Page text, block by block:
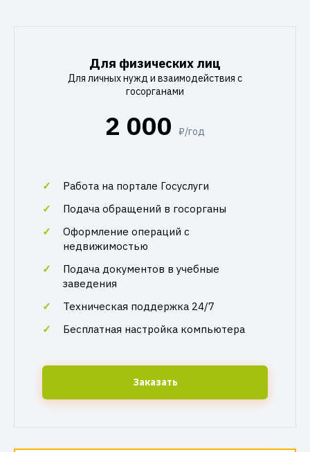
Для физических лиц
Для личных нужд и взаимодействия с
госорганами
2 000 ₽/год
Работа на портале Госуслуги
Подача обращений в госорганы
Оформление операций с
недвижимостью
Подача документов в учебные
заведения
Техническая поддержка 24/7
Бесплатная настройка компьютера
Заказать